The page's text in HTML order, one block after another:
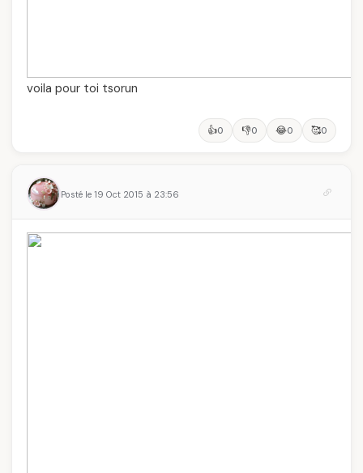
voila pour toi tsorun
👍0 👎0 😂0 🥰0
Posté le 19 Oct 2015 à 23:56